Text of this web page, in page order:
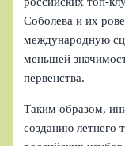
Соболева и их
международную
меньшей
первенства.
Таким образом,
созданию летнего